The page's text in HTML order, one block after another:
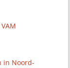
in Noord-